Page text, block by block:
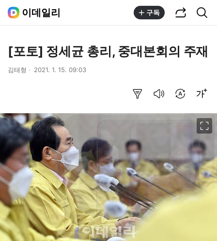
이데일리 구독
[포토] 정세균 총리, 중대본회의 주재
김태형 2021. 1. 15. 09:03